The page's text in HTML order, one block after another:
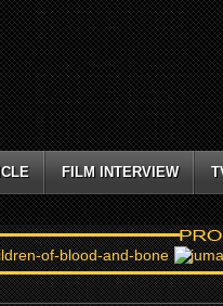
FILM INTERVIEW